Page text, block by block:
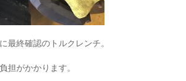
最終確認のトルクレンチ。
担がかかります。